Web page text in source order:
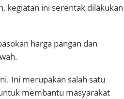
kegiatan ini serentak dilakukan
harga pangan dan
Ini merupakan salah satu
membantu masyarakat